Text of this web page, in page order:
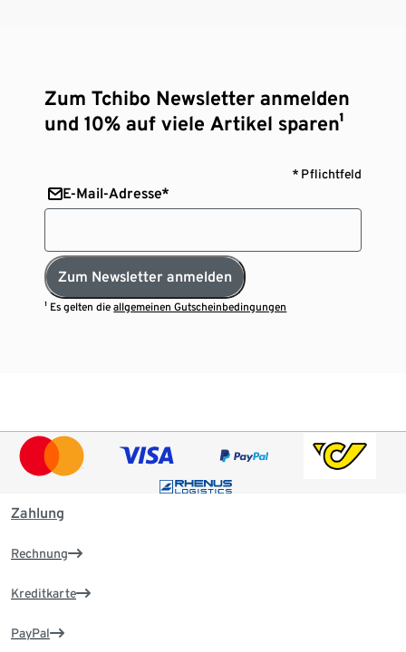
Zum Tchibo Newsletter anmelden
und 10% auf viele Artikel sparen¹
* Pflichtfeld
E-Mail-Adresse*
Zum Newsletter anmelden
¹ Es gelten dieallgemeinen Gutscheinbedingungen
Zahlung
Rechnung
Kreditkarte
PayPal